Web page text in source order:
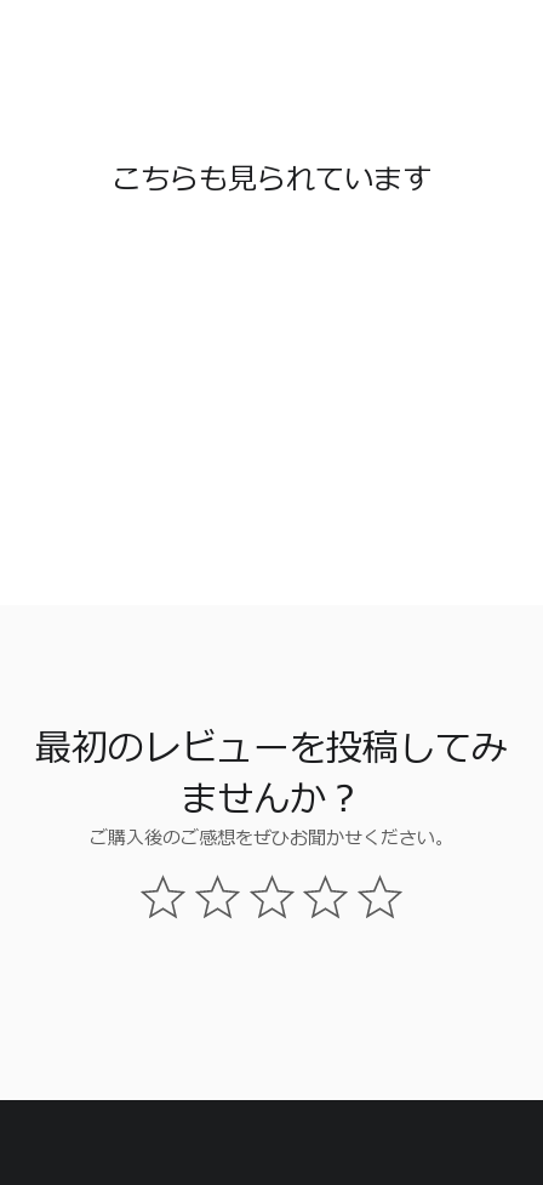
こちらも見られています
最初のレビューを投稿してみ
ませんか？
ご購入後のご感想をぜひお聞かせください。